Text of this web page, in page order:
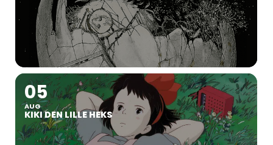
05
AUG
KIKI DEN LILLE HEKS